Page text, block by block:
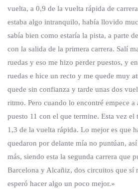
vuelta, a 0,9 de la vuelta rápida de
estaba algo intranquilo, había llovido
sabía bien como estaría la pista, a parte
con la salida de la primera carrera. Salí
ruedas y eso me hizo perder puestos, y
ruedas e hice un recto y me quede muy
quede sin confianza y tarde unas dos
ritmo. Pero cuando lo encontré empece a
puesto 11 con el que termine. Esta vez
1,3 de la vuelta rápida. Lo mejor es que
quedaron por delante mía no puntúan,
más, siendo esta la segunda carrera que
Barcelona y Alcañiz, dos circuitos que sí
esperó hacer algo un poco mejor.»